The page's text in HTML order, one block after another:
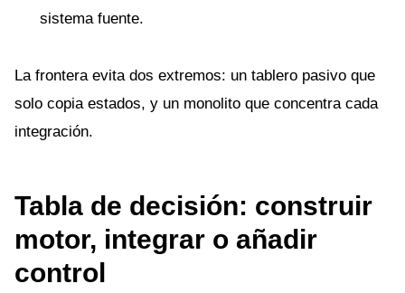
sistema fuente.
La frontera evita dos extremos: un tablero pasivo que
solo copia estados, y un monolito que concentra cada
integración.
Tabla de decisión: construir
motor, integrar o añadir
control